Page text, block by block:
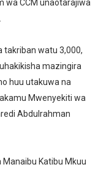
YAIMARISHA
NA
wa maji chini ya
WATOA ELIMU YA
MKUBWA KATIKA
wa CCM unaotarajiwa
takriban watu 3,000,
mazingira
huu utakuwa na
Mwenyekiti wa
Abdulrahman
Katibu Mkuu